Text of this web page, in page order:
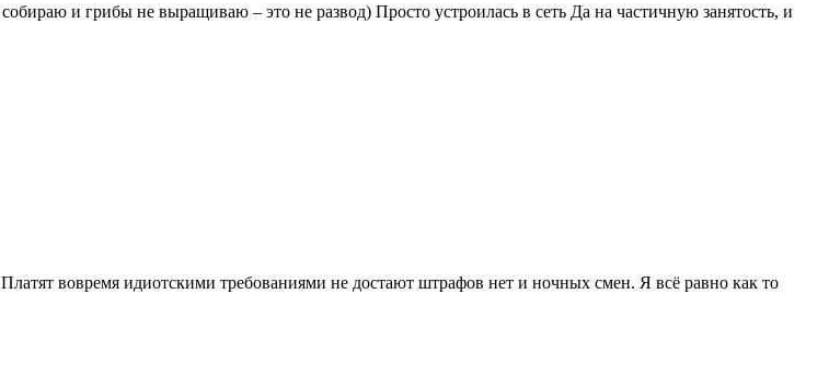
и грибы не выращиваю – это не развод) Просто устроилась в сеть Да на частичную занятость, и
вовремя идиотскими требованиями не достают штрафов нет и ночных смен. Я всё равно как то